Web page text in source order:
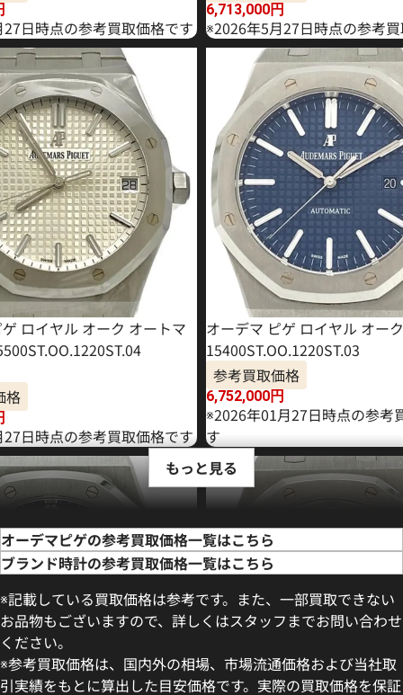
日時点の参考買取価格です
6,713,000円
※2026年5月27日時点の参考
ロイヤル オーク オートマ
格
日時点の参考買取価格です
オーデマ ピゲ ロイヤル オーク
15400ST.OO.1220ST.03
参考買取価格
6,752,000円
※2026年01月27日時点の参考
す
もっと見る
オーデマピゲの参考買取価格一覧はこちら
ブランド時計の参考買取価格一覧はこちら
※記載している買取価格は参考です。また、一部買取できない
お品物もございますので、詳しくはスタッフまでお問い合わせ
ください。
※参考買取価格は、国内外の相場、市場流通価格および当社取
引実績をもとに算出した目安価格です。実際の買取価格を保証